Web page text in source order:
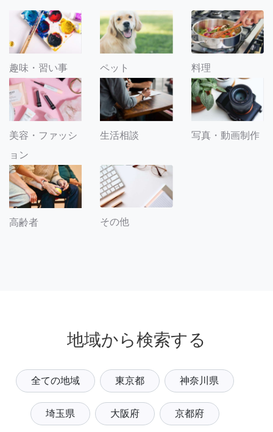
趣味・習い事 ペット 料理
美容・ファッシ
ョン
生活相談 写真・動画制作
高齢者 その他
地域から検索する
全ての地域 東京都 神奈川県
埼玉県 大阪府 京都府